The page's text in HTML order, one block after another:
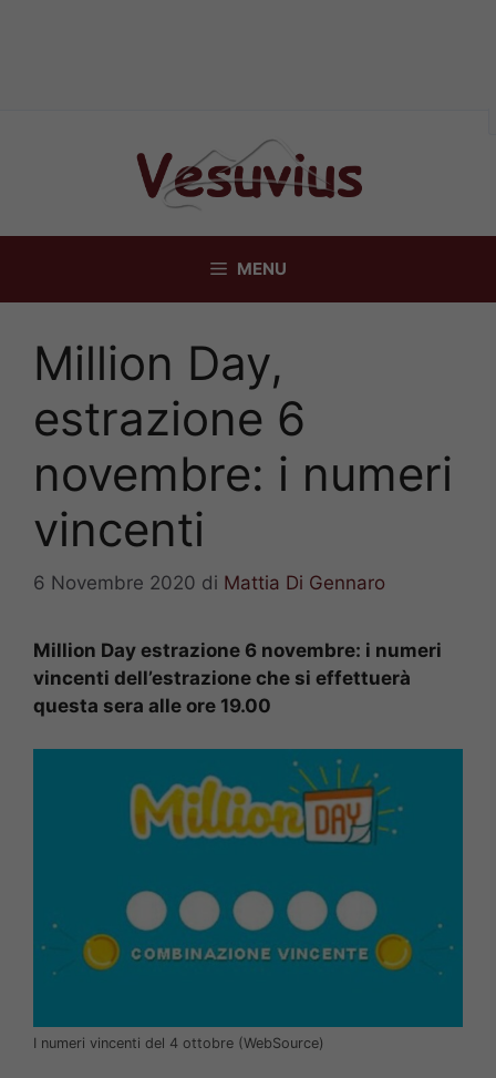
MENU
Million Day,
estrazione 6
novembre: i numeri
vincenti
6 Novembre 2020 di Mattia Di Gennaro
Million Day estrazione 6 novembre: i numeri
vincenti dell’estrazione che si effettuerà
questa sera alle ore 19.00
I numeri vincenti del 4 ottobre (WebSource)